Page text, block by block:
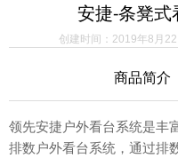
安捷-条凳式
商品简介
创建时间： 2019年8月22
领先安捷户外看台系统是丰
排数户外看台系统，通过排